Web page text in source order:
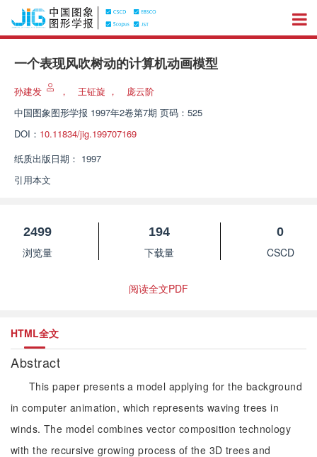
一个表现风吹树动的计算机动画模型
孙建发 ， 王钲旋 ，
庞云阶
中国图象图形学报 1997年2卷第7期 页码：525
DOI： 10.11834/jig.199707169
纸质出版日期： 1997
引用本文
2499
浏览量
194
下载量
0
CSCD
阅读全文PDF
HTML全文
Abstract
This paper presents a model applying for the background
in computer animation, which represents waving trees in
winds. The model combines vector composition technology
with the recursive growing process of the 3D trees and